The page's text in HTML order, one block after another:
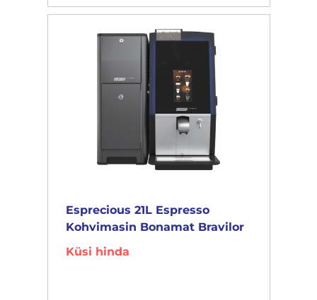
Esprecious 21L Espresso
Kohvimasin Bonamat Bravilor
Küsi hinda